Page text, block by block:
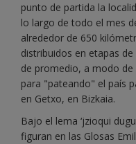
punto de partida la
lo largo de todo el mes
alrededor de 650
distribuidos en etapas
de promedio, a modo
para "pateando" el país
en Getxo, en Bizkaia.
Bajo el lema ‘jzioqui
figuran en las Glosas